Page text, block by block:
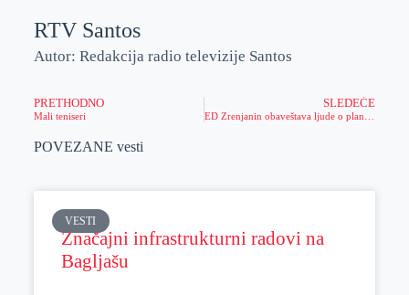
RTV Santos
Autor: Redakcija radio televizije Santos
PRETHODNO
Mali teniseri
SLEDEĆE
POVEZANE vesti
VESTI
Značajni infrastrukturni radovi na
Bagljašu